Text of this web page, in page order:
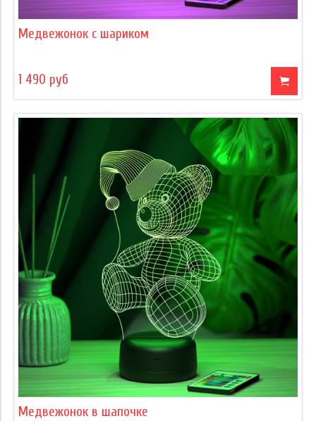
Медвежонок с шариком
1 490 руб
Медвежонок в шапочке